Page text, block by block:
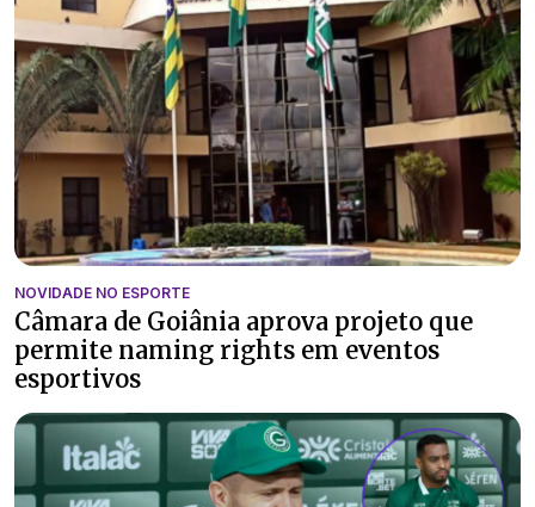
NOVIDADE NO ESPORTE
Câmara de Goiânia aprova projeto que
permite naming rights em eventos
esportivos